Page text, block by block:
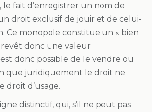
fait d’enregistrer un nom de
droit exclusif de jouir et de celui-
Ce monopole constitue un « bien
donc une valeur
donc possible de le vendre ou
que juridiquement le droit ne
droit d’usage.
distinctif, qui, s’il ne peut pas